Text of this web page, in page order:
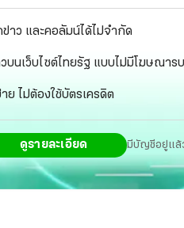
าว และคอลัมน์ได้ไม่จำกัด
บนเว็บไซต์ไทยรัฐ แบบไม่มีโฆษณาร
ย ไม่ต้องใช้บัตรเครดิต
ดูรายละเอียด มีบัญชีอยู่แล้